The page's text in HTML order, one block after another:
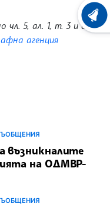
чл. 5, ал. 1, т. 3 и ал. 3
агенция
възникналите
на ОДМВР-